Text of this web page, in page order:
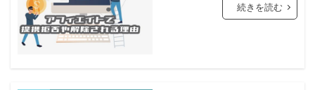
続きを読む